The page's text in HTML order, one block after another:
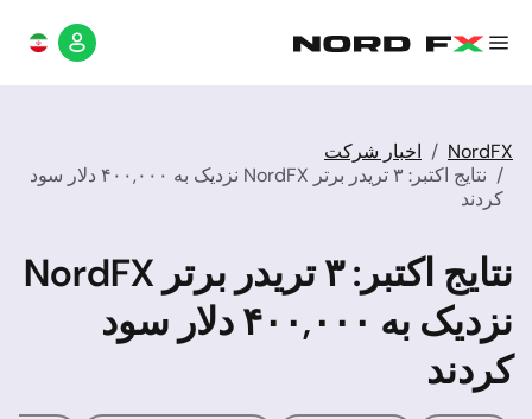
NordFX
اخبار شرکت
نتایج اکتبر: ۳ تریدر برتر NordFX نزدیک به ۴۰۰,۰۰۰ دلار سود
کردند
نتایج اکتبر: ۳ تریدر برتر NordFX
نزدیک به ۴۰۰,۰۰۰ دلار سود
کردند